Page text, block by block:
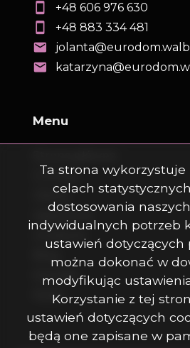
+48 606 976 630
+48 883 334 481
Menu
O firmie
Oferty
Zgłoszenia
Ulubione
Kontakt
Rodo
Ta strona wykorzystuje
celach
dostosowania
indywidualnych potrzeb
ustawień dotyczących
można dokonać w
modyfikując
Korzystanie z tej
ustawień dotyczących
będą one zapisane w